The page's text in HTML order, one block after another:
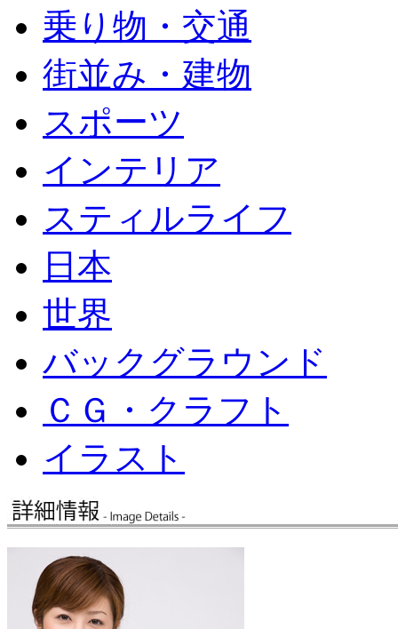
乗り物・交通
街並み・建物
スポーツ
インテリア
スティルライフ
日本
世界
バックグラウンド
ＣＧ・クラフト
イラスト